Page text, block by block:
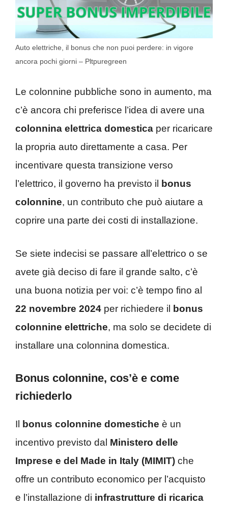
Auto elettriche, il bonus che non puoi perdere: in vigore
ancora pochi giorni – Pltpuregreen
Le colonnine pubbliche sono in aumento, ma
c’è ancora chi preferisce l’idea di avere una
colonnina elettrica domestica per ricaricare
la propria auto direttamente a casa. Per
incentivare questa transizione verso
l’elettrico, il governo ha previsto il
bonus
colonnine, un contributo che può aiutare a
coprire una parte dei costi di installazione.
Se siete indecisi se passare all’elettrico o se
avete già deciso di fare il grande salto, c’è
una buona notizia per voi: c’è tempo fino al
22 novembre 2024 per richiedere il bonus
colonnine elettriche, ma solo se decidete di
installare una colonnina domestica.
Bonus colonnine, cos’è e come
richiederlo
Il bonus colonnine domestiche è un
incentivo previsto dal Ministero delle
Imprese e del Made in Italy (MIMIT) che
offre un contributo economico per l’acquisto
e l’installazione di infrastrutture di ricarica